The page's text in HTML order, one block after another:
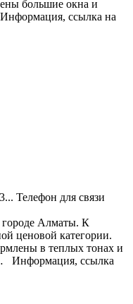
большие окна и
Информация, ссылка на
Телефон для связи
городе Алматы. К
ценовой категории.
в теплых тонах и
Информация, ссылка